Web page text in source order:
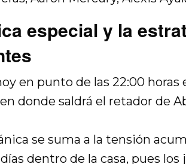
especial y la
en punto de las 22:00 horas
donde saldrá el retador de
se suma a la tensión
dentro de la casa, pues